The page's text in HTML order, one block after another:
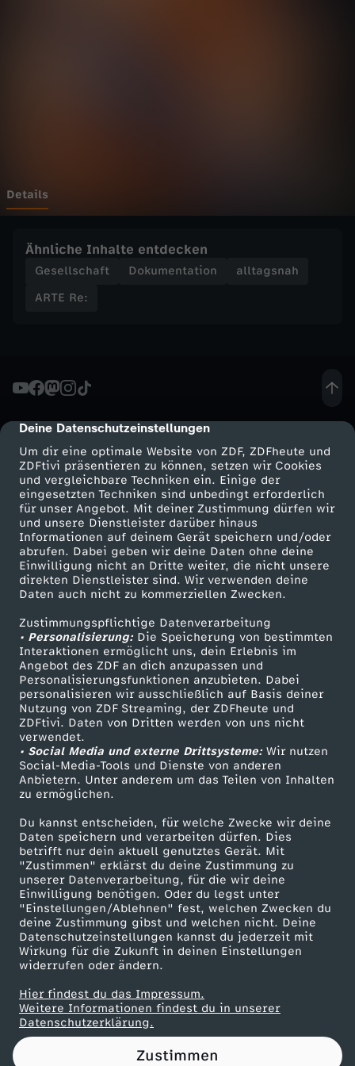
cmp-dialog-description
Deine Datenschutzeinstellungen
Um dir eine optimale Website von ZDF, ZDFheute und
ZDFtivi präsentieren zu können, setzen wir Cookies
und vergleichbare Techniken ein. Einige der
eingesetzten Techniken sind unbedingt erforderlich
für unser Angebot. Mit deiner Zustimmung dürfen wir
und unsere Dienstleister darüber hinaus
Informationen auf deinem Gerät speichern und/oder
abrufen. Dabei geben wir deine Daten ohne deine
Einwilligung nicht an Dritte weiter, die nicht unsere
direkten Dienstleister sind. Wir verwenden deine
Daten auch nicht zu kommerziellen Zwecken.
Zustimmungspflichtige Datenverarbeitung
• Personalisierung:Die Speicherung von bestimmten
Interaktionen ermöglicht uns, dein Erlebnis im
Angebot des ZDF an dich anzupassen und
Personalisierungsfunktionen anzubieten. Dabei
personalisieren wir ausschließlich auf Basis deiner
Nutzung von ZDF Streaming, der ZDFheute und
ZDFtivi. Daten von Dritten werden von uns nicht
verwendet.
• Social Media und externe Drittsysteme:Wir nutzen
Social-Media-Tools und Dienste von anderen
Anbietern. Unter anderem um das Teilen von Inhalten
zu ermöglichen.
Du kannst entscheiden, für welche Zwecke wir deine
Daten speichern und verarbeiten dürfen. Dies
betrifft nur dein aktuell genutztes Gerät. Mit
"Zustimmen" erklärst du deine Zustimmung zu
unserer Datenverarbeitung, für die wir deine
Einwilligung benötigen. Oder du legst unter
"Einstellungen/Ablehnen" fest, welchen Zwecken du
deine Zustimmung gibst und welchen nicht. Deine
Datenschutzeinstellungen kannst du jederzeit mit
Wirkung für die Zukunft in deinen Einstellungen
widerrufen oder ändern.
Hier findest du das Impressum.
Weitere Informationen findest du in unserer
Datenschutzerklärung.
Zustimmen
o
e
Z
i
v
i
l
i
s
t
e
n
t
r
a
i
n
i
e
r
Details
Ähnliche Inhalte entdecken
Gesellschaft Dokumentation
alltagsnah
ARTE Re:
Mehr ZDF
ZDF-Apps
Smart TV
ZDFtext
Livestreams
Sendungen A-Z
TV-Programm
Service
ZDFmitreden
Kontakt zum ZDF
Tickets
Zuschauerservice
Hilfe
ZDF Unternehmen
Karriere
ZDF goes Schule
Werbefernsehen
Mainzelmännchen
Partner